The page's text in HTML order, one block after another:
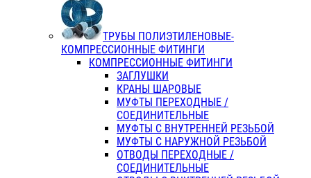
ТРУБЫ ПОЛИЭТИЛЕНОВЫЕ-
КОМПРЕССИОННЫЕ ФИТИНГИ
КОМПРЕССИОННЫЕ ФИТИНГИ
ЗАГЛУШКИ
КРАНЫ ШАРОВЫЕ
МУФТЫ ПЕРЕХОДНЫЕ /
СОЕДИНИТЕЛЬНЫЕ
МУФТЫ С ВНУТРЕННЕЙ РЕЗЬБОЙ
МУФТЫ С НАРУЖНОЙ РЕЗЬБОЙ
ОТВОДЫ ПЕРЕХОДНЫЕ /
СОЕДИНИТЕЛЬНЫЕ